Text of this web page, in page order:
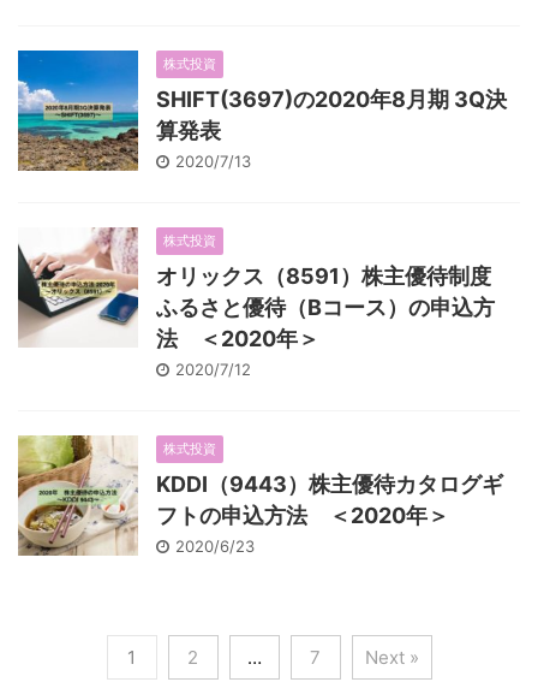
株式投資
SHIFT(3697)の2020年8月期 3Q決
算発表
2020/7/13
株式投資
オリックス（8591）株主優待制度
ふるさと優待（Bコース）の申込方
法 ＜2020年＞
2020/7/12
株式投資
KDDI（9443）株主優待カタログギ
フトの申込方法 ＜2020年＞
2020/6/23
1 2 … 7 Next »